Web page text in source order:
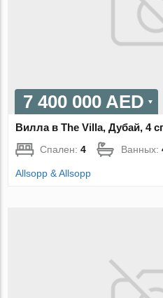
7 400 000 AED
Вилла в The Villa, Дубай, 4
Спален:4 Ванных:
Allsopp & Allsopp